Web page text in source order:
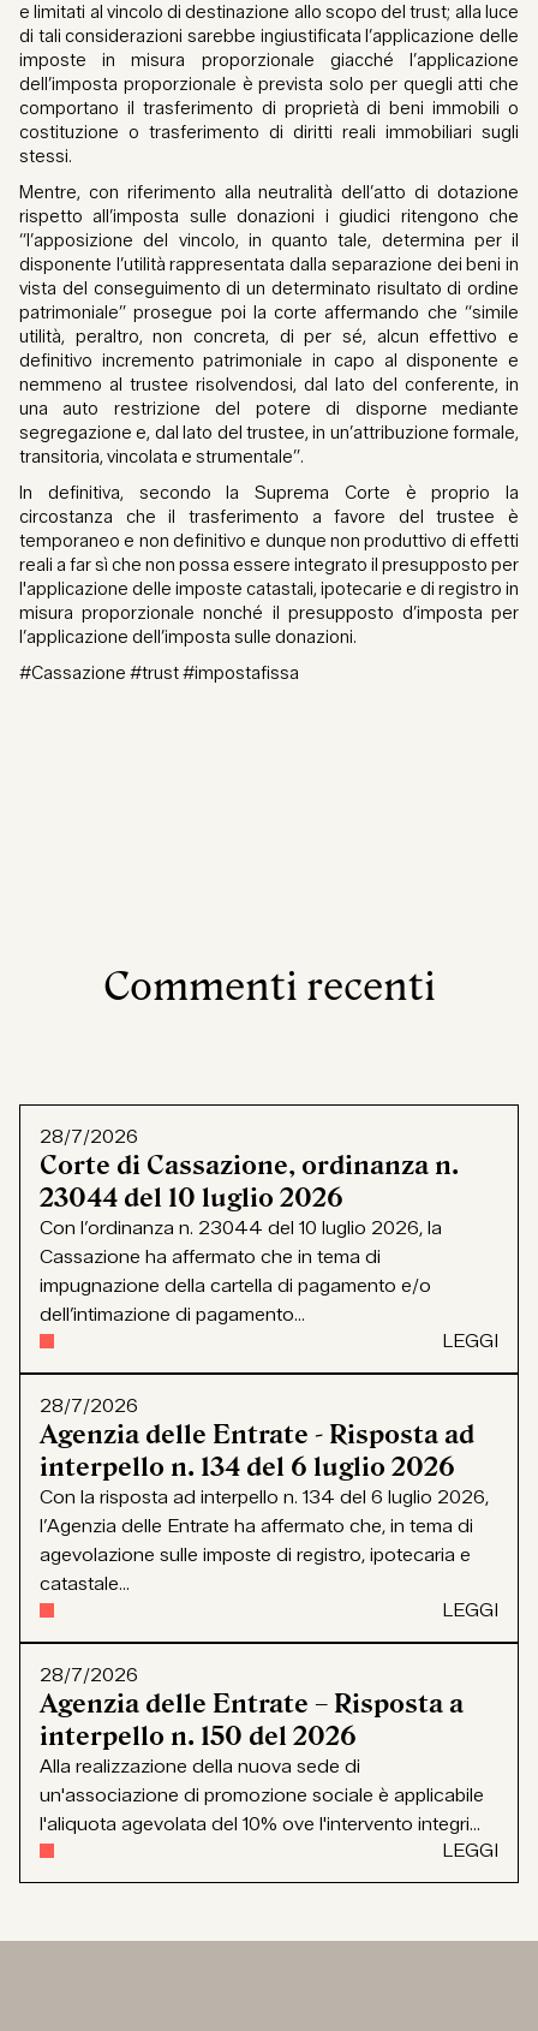
e limitati al vincolo di destinazione allo scopo del trust; alla luce
di tali considerazioni sarebbe ingiustificata l’applicazione delle
imposte in misura proporzionale giacché l’applicazione
dell’imposta proporzionale è prevista solo per quegli atti che
comportano il trasferimento di proprietà di beni immobili o
costituzione o trasferimento di diritti reali immobiliari sugli
stessi.
Mentre, con riferimento alla neutralità dell’atto di dotazione
rispetto all’imposta sulle donazioni i giudici ritengono che
“l’apposizione del vincolo, in quanto tale, determina per il
disponente l’utilità rappresentata dalla separazione dei beni in
vista del conseguimento di un determinato risultato di ordine
patrimoniale” prosegue poi la corte affermando che “simile
utilità, peraltro, non concreta, di per sé, alcun effettivo e
definitivo incremento patrimoniale in capo al disponente e
nemmeno al trustee risolvendosi, dal lato del conferente, in
una auto restrizione del potere di disporne mediante
segregazione e, dal lato del trustee, in un’attribuzione formale,
transitoria, vincolata e strumentale”.
In definitiva, secondo la Suprema Corte è proprio la
circostanza che il trasferimento a favore del trustee è
temporaneo e non definitivo e dunque non produttivo di effetti
reali a far sì che non possa essere integrato il presupposto per
l'applicazione delle imposte catastali, ipotecarie e di registro in
misura proporzionale nonché il presupposto d’imposta per
l’applicazione dell’imposta sulle donazioni.
#Cassazione #trust #impostafissa
Commenti recenti
28/7/2026
Corte di Cassazione, ordinanza n.
23044 del 10 luglio 2026
Con l’ordinanza n. 23044 del 10 luglio 2026, la
Cassazione ha affermato che in tema di
impugnazione della cartella di pagamento e/o
dell’intimazione di pagamento...
LEGGI
28/7/2026
Agenzia delle Entrate - Risposta ad
interpello n. 134 del 6 luglio 2026
Con la risposta ad interpello n. 134 del 6 luglio 2026,
l’Agenzia delle Entrate ha affermato che, in tema di
agevolazione sulle imposte di registro, ipotecaria e
catastale...
LEGGI
28/7/2026
Agenzia delle Entrate – Risposta a
interpello n. 150 del 2026
Alla realizzazione della nuova sede di
un'associazione di promozione sociale è applicabile
l'aliquota agevolata del 10% ove l'intervento integri...
LEGGI